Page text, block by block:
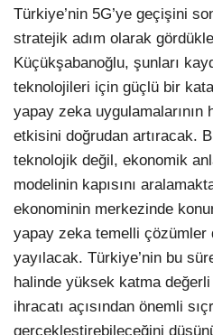
Türkiye’nin 5G’ye geçişini
stratejik adım olarak
Küçükşabanoğlu, şunları
teknolojileri için güçlü bir
yapay zeka uygulamalarının
etkisini doğrudan artıracak.
teknolojik değil, ekonomik
modelinin kapısını
ekonominin merkezinde
yapay zeka temelli çözümler
yayılacak. Türkiye’nin bu
halinde yüksek katma
ihracatı açısından önemli
gerçekleştirebileceğini